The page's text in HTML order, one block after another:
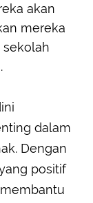
akan
mereka
dalam
Dengan
positif